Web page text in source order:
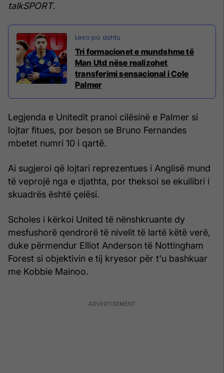
talkSPORT.
Tri formacionet e mundshme të
Man Utd nëse realizohet
transferimi sensacional i Cole
Palmer
Legjenda e Unitedit pranoi cilësinë e Palmer si
lojtar fitues, por beson se Bruno Fernandes
mbetet numri 10 i qartë.
Ai sugjeroi që lojtari reprezentues i Anglisë mund
të veprojë nga e djathta, por theksoi se ekuilibri i
skuadrës është çelësi.
Scholes i kërkoi United të nënshkruante dy
mesfushorë qendrorë të nivelit të lartë këtë verë,
duke përmendur Elliot Anderson të Nottingham
Forest si objektivin e tij kryesor për t'u bashkuar
me Kobbie Mainoo.